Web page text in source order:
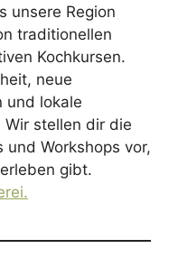
unsere Region
traditionellen
Kochkursen.
neue
und lokale
Wir stellen dir die
und Workshops vor,
gibt.